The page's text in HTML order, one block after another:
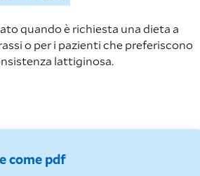
quando è richiesta una dieta a
o per i pazienti che preferiscono
lattiginosa.
come pdf